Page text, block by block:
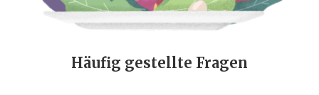
Häufig gestellte Fragen